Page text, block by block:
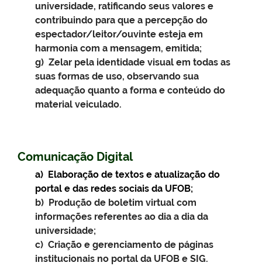
universidade, ratificando seus valores e
contribuindo para que a percepção do
espectador/leitor/ouvinte esteja em
harmonia com a mensagem, emitida;
g) Zelar pela identidade visual em todas as
suas formas de uso, observando sua
adequação quanto a forma e conteúdo do
material veiculado.
Comunicação Digital
a) Elaboração de textos e atualização do
portal e das redes sociais da UFOB;
b) Produção de boletim virtual com
informações referentes ao dia a dia da
universidade;
c) Criação e gerenciamento de páginas
institucionais no portal da UFOB e SIG.